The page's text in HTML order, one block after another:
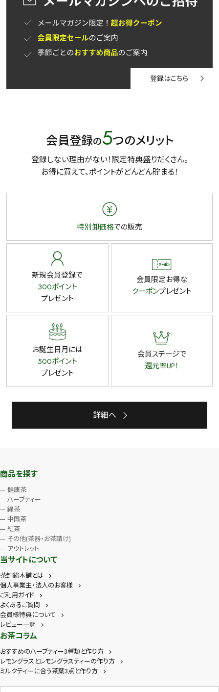
登録はこちら
会員登録の5つのメリット
登録しない理由がない！限定特典盛りだくさん。
お得に買えて、ポイントがどんどん貯まる！
特別卸価格での販売
新規会員登録で
300ポイント
プレゼント
会員限定お得な
クーポンプレゼント
お誕生日月には
500ポイント
プレゼント
会員ステージで
還元率UP！
詳細へ
商品を探す
健康茶
ハーブティー
緑茶
中国茶
紅茶
その他(茶器・お茶請け)
アウトレット
当サイトについて
茶卸総本舗とは
個人事業主・法人のお客様
ご利用ガイド
よくあるご質問
会員様特典について
レビュー一覧
お茶コラム
おすすめのハーブティー3種類と作り方
レモングラスとレモングラスティーの作り方
ミルクティーに合う茶葉3点と作り方